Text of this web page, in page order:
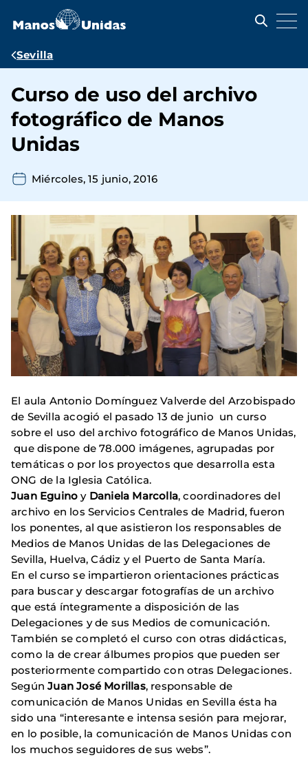
contenido
Ruta
navegación
Sevilla
Curso de uso del archivo
fotográfico de Manos
Unidas
Miércoles, 15 junio, 2016
El aula Antonio Domínguez Valverde del Arzobispado
de Sevilla acogió el pasado 13 de junio un curso
sobre el uso del archivo fotográfico de Manos Unidas,
que dispone de 78.000 imágenes, agrupadas por
temáticas o por los proyectos que desarrolla esta
ONG de la Iglesia Católica.
Juan Eguino y Daniela Marcolla, coordinadores del
archivo en los Servicios Centrales de Madrid, fueron
los ponentes, al que asistieron los responsables de
Medios de Manos Unidas de las Delegaciones de
Sevilla, Huelva, Cádiz y el Puerto de Santa María.
En el curso se impartieron orientaciones prácticas
para buscar y descargar fotografías de un archivo
que está íntegramente a disposición de las
Delegaciones y de sus Medios de comunicación.
También se completó el curso con otras didácticas,
como la de crear álbumes propios que pueden ser
posteriormente compartido con otras Delegaciones.
SegúnJuan José Morillas, responsable de
comunicación de Manos Unidas en Sevilla ésta ha
sido una “interesante e intensa sesión para mejorar,
en lo posible, la comunicación de Manos Unidas con
los muchos seguidores de sus webs”.